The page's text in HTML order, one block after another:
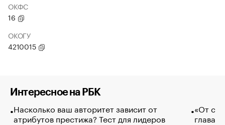
ОКФС
16
ОКОГУ
4210015
Интересное на РБК
Насколько ваш авторитет зависит от
атрибутов престижа? Тест для лидеров
«От
глава